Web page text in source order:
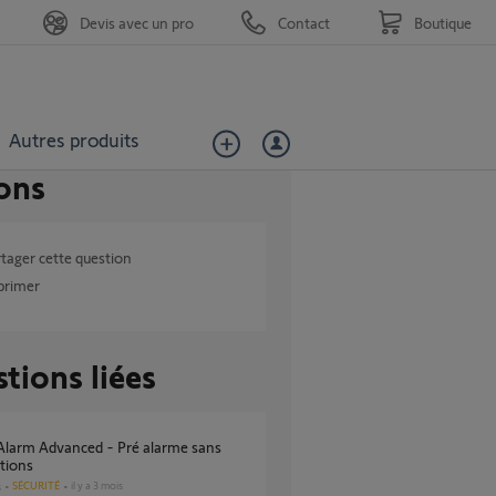
Autres produits
Devis avec un pro Contact Boutique
cette question
liées
SÉCURITÉ il y a 3 mois